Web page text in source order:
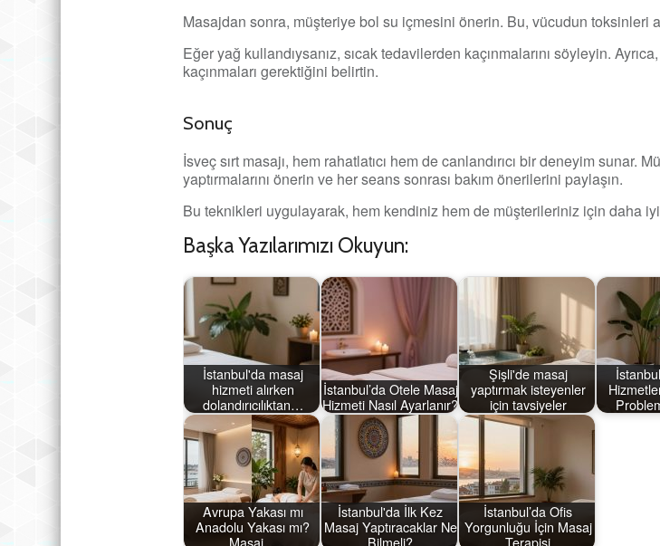
Masajdan sonra, müşteriye bol su içmesini önerin. Bu, vücudun toksinleri
Eğer yağ kullandıysanız, sıcak tedavilerden kaçınmalarını söyleyin.
kaçınmaları gerektiğini belirtin.
Sonuç
İsveç sırt masajı, hem rahatlatıcı hem de canlandırıcı bir deneyim sunar.
yaptırmalarını önerin ve her seans sonrası bakım önerilerini paylaşın.
Bu teknikleri uygulayarak, hem kendiniz hem de müşterileriniz için daha
Başka Yazılarımızı Okuyun:
İstanbul'da masaj
hizmeti alırken
dolandırıcılıktan…
İstanbul’da Otele Masaj
Hizmeti Nasıl Ayarlanır?
Şişli'de masaj
yaptırmak isteyenler
için tavsiyeler
Avrupa Yakası mı
Anadolu Yakası mı?
Masaj…
İstanbul'da İlk Kez
Masaj Yaptıracaklar Ne
Bilmeli?
İstanbul’da Ofis
Yorgunluğu İçin Masaj
Terapisi